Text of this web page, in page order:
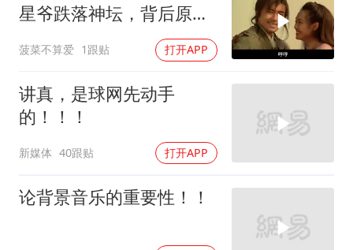
星爷跌落神坛，背后原因
菠菜不算爱 1跟贴 打开APP
讲真，是球网先动手
的！！！
新媒体 40跟贴 打开APP
论背景音乐的重要性！！